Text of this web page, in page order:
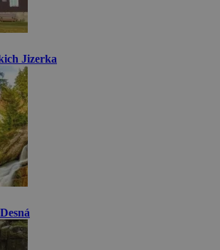
Jizerka